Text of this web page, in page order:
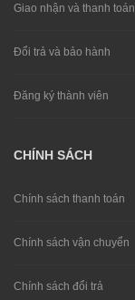
Giao nhận và thanh toán
Đổi trả và bảo hành
Đăng ký thành viên
CHÍNH SÁCH
Chính sách thanh toán
Chính sách vận chuyển
Chính sách đổi trả